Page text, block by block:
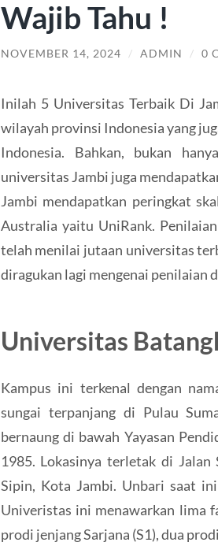
Wajib Tahu !
NOVEMBER 14, 2024 / ADMIN / 0
Inilah 5 Universitas Terbaik Di
wilayah provinsi Indonesia yang
Indonesia. Bahkan, bukan
universitas Jambi juga
Jambi mendapatkan peringkat
Australia yaitu UniRank.
telah menilai jutaan universitas
diragukan lagi mengenai penilaian
Universitas
Kampus ini terkenal dengan
sungai terpanjang di Pulau
bernaung di bawah Yayasan
1985. Lokasinya terletak di
Sipin, Kota Jambi. Unbari saat
Univeristas ini menawarkan lima
prodi jenjang Sarjana (S1), dua